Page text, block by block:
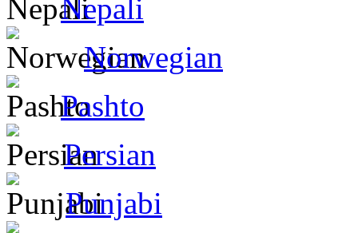
Nepali
Norwegian
Pashto
Persian
Punjabi